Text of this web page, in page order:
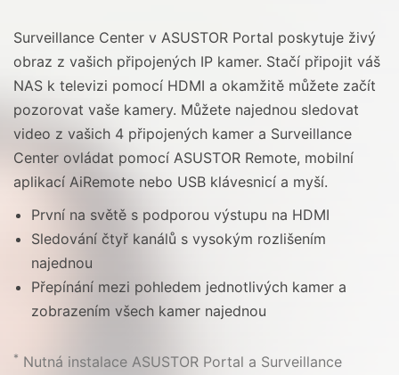
Surveillance Center v ASUSTOR Portal poskytuje živý
obraz z vašich připojených IP kamer. Stačí připojit váš
NAS k televizi pomocí HDMI a okamžitě můžete začít
pozorovat vaše kamery. Můžete najednou sledovat
video z vašich 4 připojených kamer a Surveillance
Center ovládat pomocí ASUSTOR Remote, mobilní
aplikací AiRemote nebo USB klávesnicí a myší.
První na světě s podporou výstupu na HDMI
Sledování čtyř kanálů s vysokým rozlišením
najednou
Přepínání mezi pohledem jednotlivých kamer a
zobrazením všech kamer najednou
* Nutná instalace ASUSTOR Portal a Surveillance